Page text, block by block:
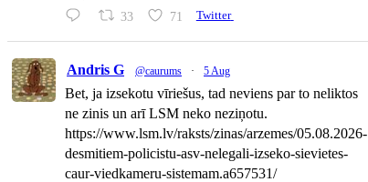
33 71 Twitter
Andris G @caurums · 5 Aug
Bet, ja izsekotu vīriešus, tad neviens par to neliktos
ne zinis un arī LSM neko neziņotu.
https://www.lsm.lv/raksts/zinas/arzemes/05.08.2026-
desmitiem-policistu-asv-nelegali-izseko-sievietes-
caur-viedkameru-sistemam.a657531/